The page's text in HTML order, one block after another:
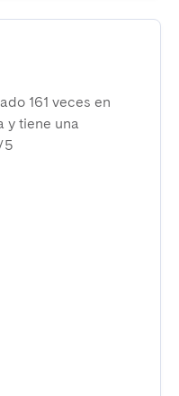
161 veces en
y tiene una
5